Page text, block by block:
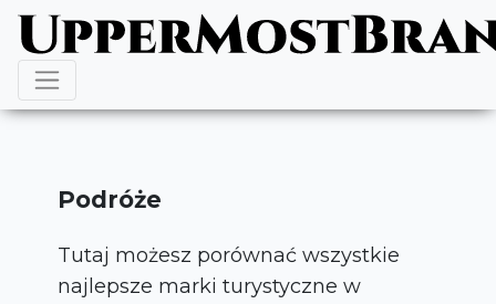
Podróże
Tutaj możesz porównać wszystkie
najlepsze marki turystyczne w